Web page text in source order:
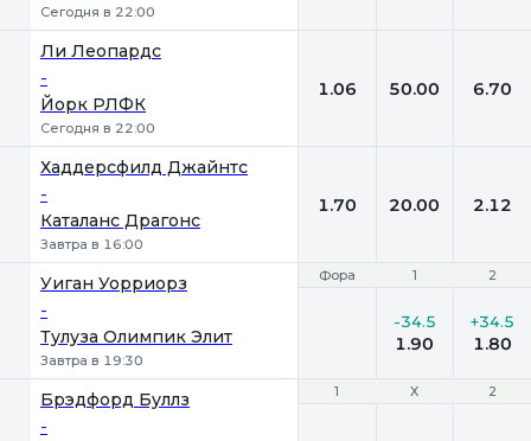
Сегодня в 22:00
Ли Леопардс
-
Йорк РЛФК
Сегодня в 22:00
1.06 50.00 6.70
Хаддерсфилд Джайнтс
-
Каталанс Драгонс
Завтра в 16:00
1.70 20.00 2.12
Фора 1 2
Уиган Уорриорз
-
Тулуза Олимпик Элит
Завтра в 19:30
Фора 1 2
-34.5
1.90
+34.5
1.80
1 Х 2
Брэдфорд Буллз
-
1 Х 2